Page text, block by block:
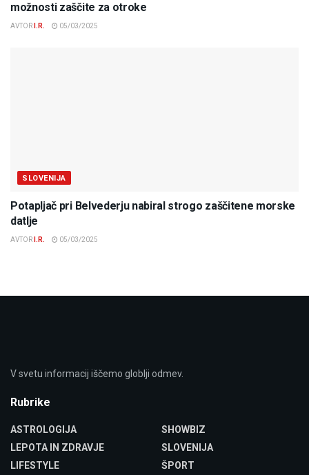
možnosti zaščite za otroke
AVTOR I.R. 05/03/2025
SLOVENIJA
Potapljač pri Belvederju nabiral strogo zaščitene morske
datlje
AVTOR I.R. 05/03/2025
V svetu informacij iščemo globlji odmev.
Rubrike
ASTROLOGIJA
LEPOTA IN ZDRAVJE
LIFESTYLE
SHOWBIZ
SLOVENIJA
ŠPORT